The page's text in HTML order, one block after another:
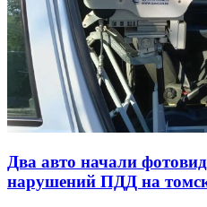
Два авто начали
нарушений ПДД на